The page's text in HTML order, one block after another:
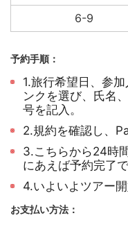
6-9
予約手順：
1.旅行希望日、参
ンクを選び、氏名
号を記入。
2.規約を確認し、
3.こちらから24時
にあえば予約完了で
4.いよいよツアー開
お支払い方法：